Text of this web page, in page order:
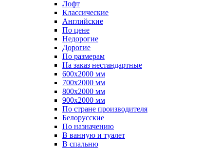
Лофт
Классические
Английские
По цене
Недорогие
Дорогие
По размерам
На заказ нестандартные
600х2000 мм
700х2000 мм
800х2000 мм
900х2000 мм
По стране производителя
Белорусские
По назначению
В ванную и туалет
В спальню